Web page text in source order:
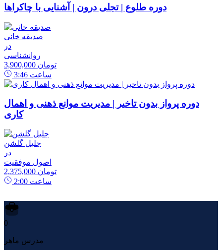
دوره طلوع | تجلی درون | آشنایی با چاکراها
صدیقه خانی
در
روانشناسی
3,900,000 تومان
3:46 ساعت
دوره پرواز بدون تاخیر | مدیریت موانع ذهنی و اهمال
کاری
جلیل گلشن
در
اصول موفقیت
2,375,000 تومان
2:00 ساعت
0
مدرس ماهر